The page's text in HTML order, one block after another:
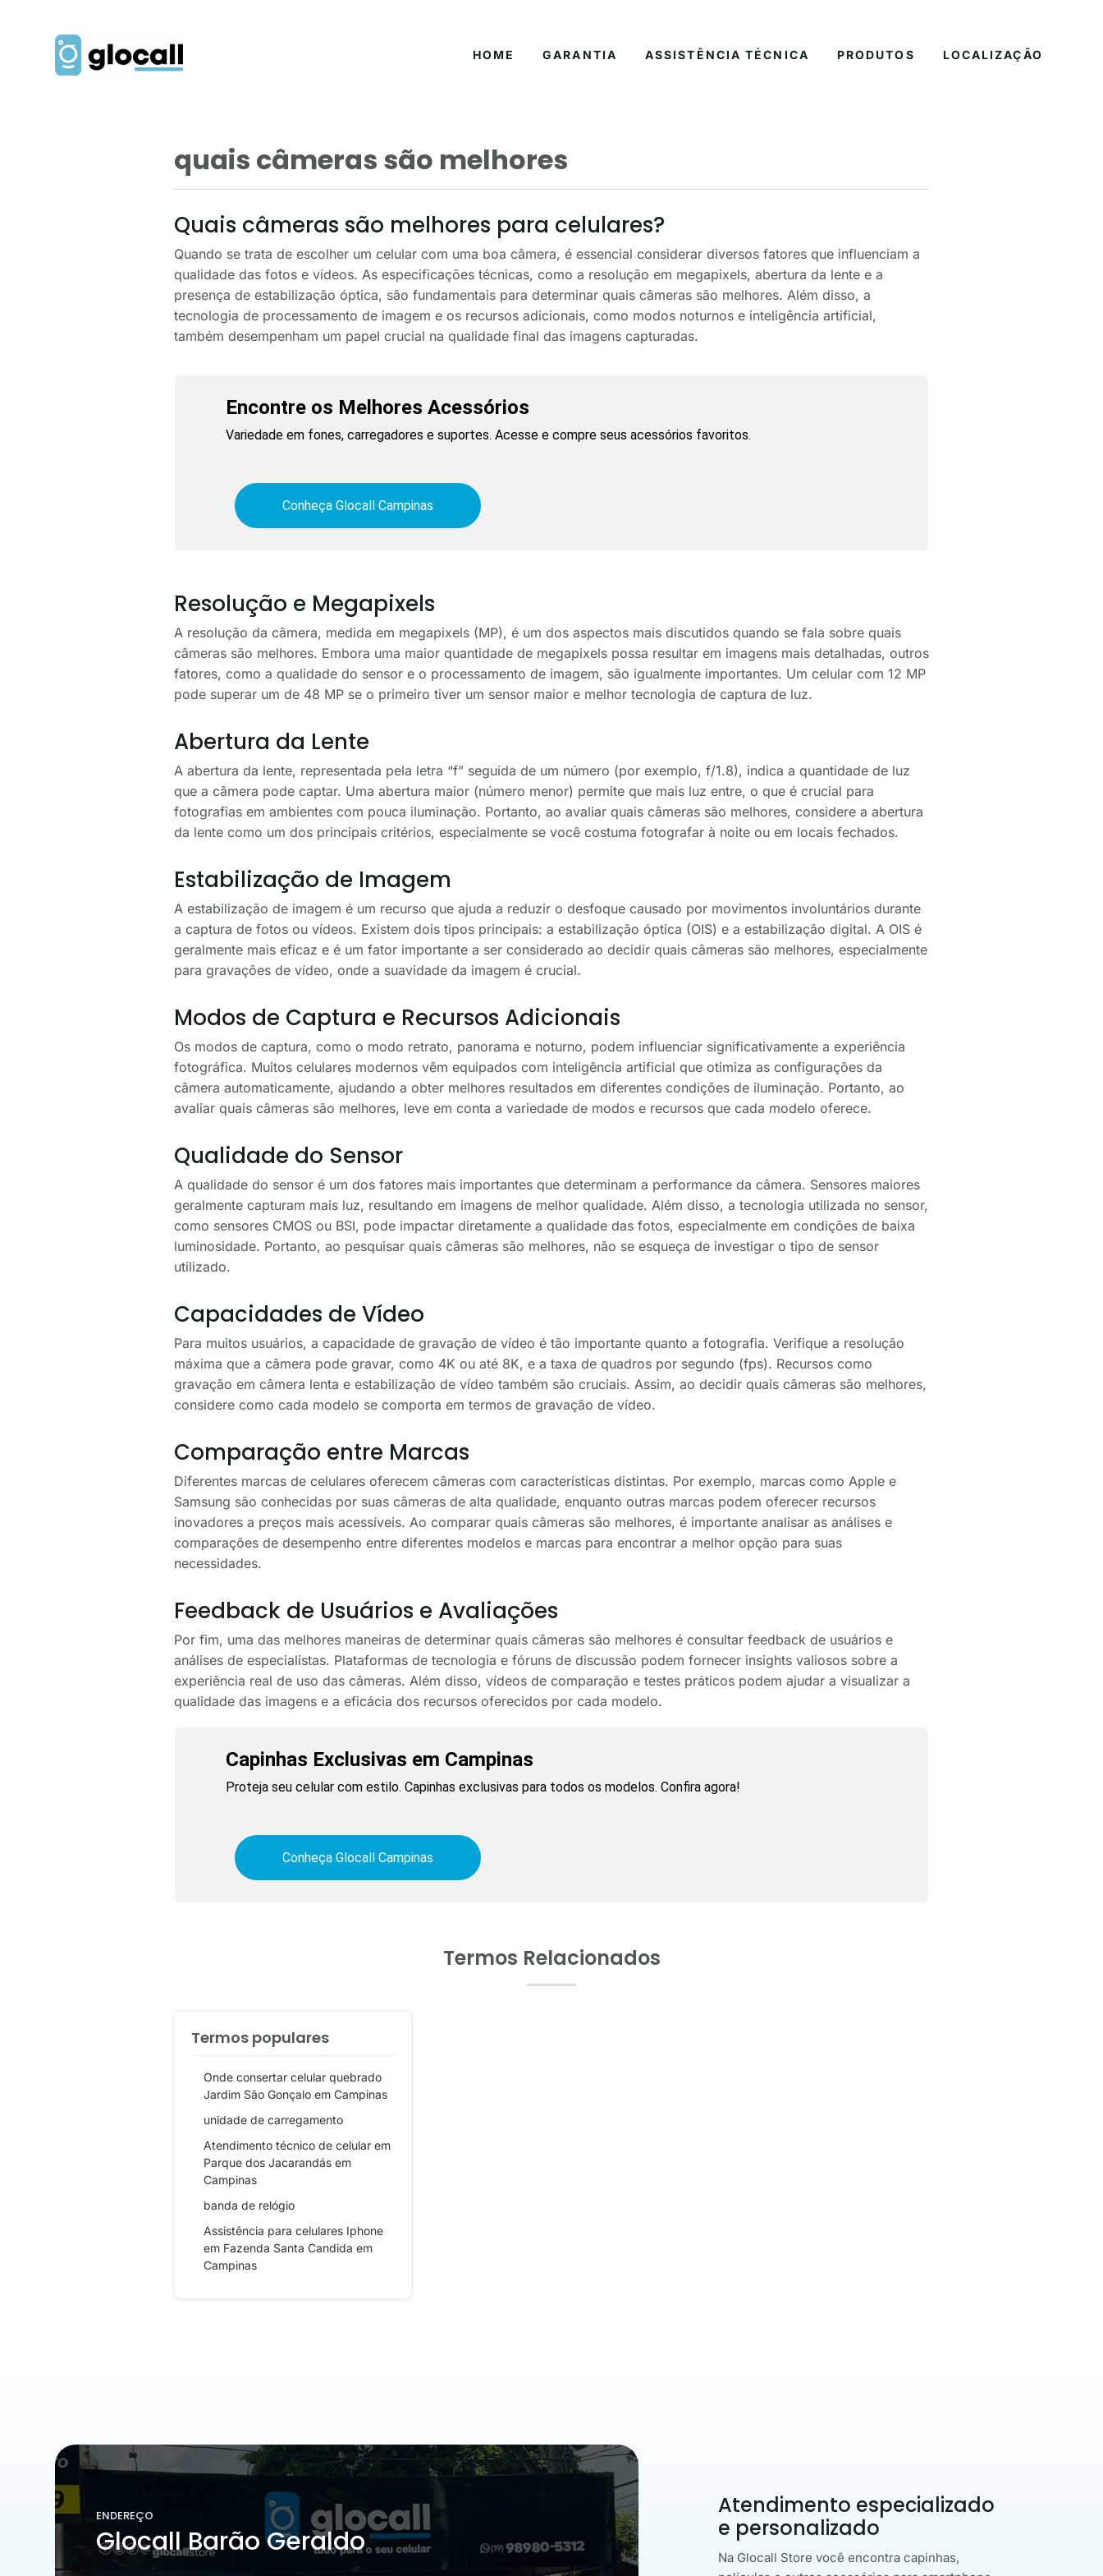
HOME GARANTIA ASSISTÊNCIA TÉCNICA PRODUTOS LOCALIZAÇÃO
quais câmeras são melhores
Quais câmeras são melhores para celulares?
Quando se trata de escolher um celular com uma boa câmera, é essencial considerar diversos fatores que influenciam a
qualidade das fotos e vídeos. As especificações técnicas, como a resolução em megapixels, abertura da lente e a
presença de estabilização óptica, são fundamentais para determinar quais câmeras são melhores. Além disso, a
tecnologia de processamento de imagem e os recursos adicionais, como modos noturnos e inteligência artificial,
também desempenham um papel crucial na qualidade final das imagens capturadas.
Encontre os Melhores Acessórios
Variedade em fones, carregadores e suportes. Acesse e compre seus acessórios favoritos.
Conheça Glocall Campinas
Resolução e Megapixels
A resolução da câmera, medida em megapixels (MP), é um dos aspectos mais discutidos quando se fala sobre quais
câmeras são melhores. Embora uma maior quantidade de megapixels possa resultar em imagens mais detalhadas, outros
fatores, como a qualidade do sensor e o processamento de imagem, são igualmente importantes. Um celular com 12 MP
pode superar um de 48 MP se o primeiro tiver um sensor maior e melhor tecnologia de captura de luz.
Abertura da Lente
A abertura da lente, representada pela letra “f” seguida de um número (por exemplo, f/1.8), indica a quantidade de luz
que a câmera pode captar. Uma abertura maior (número menor) permite que mais luz entre, o que é crucial para
fotografias em ambientes com pouca iluminação. Portanto, ao avaliar quais câmeras são melhores, considere a abertura
da lente como um dos principais critérios, especialmente se você costuma fotografar à noite ou em locais fechados.
Estabilização de Imagem
A estabilização de imagem é um recurso que ajuda a reduzir o desfoque causado por movimentos involuntários durante
a captura de fotos ou vídeos. Existem dois tipos principais: a estabilização óptica (OIS) e a estabilização digital. A OIS é
geralmente mais eficaz e é um fator importante a ser considerado ao decidir quais câmeras são melhores, especialmente
para gravações de vídeo, onde a suavidade da imagem é crucial.
Modos de Captura e Recursos Adicionais
Os modos de captura, como o modo retrato, panorama e noturno, podem influenciar significativamente a experiência
fotográfica. Muitos celulares modernos vêm equipados com inteligência artificial que otimiza as configurações da
câmera automaticamente, ajudando a obter melhores resultados em diferentes condições de iluminação. Portanto, ao
avaliar quais câmeras são melhores, leve em conta a variedade de modos e recursos que cada modelo oferece.
Qualidade do Sensor
A qualidade do sensor é um dos fatores mais importantes que determinam a performance da câmera. Sensores maiores
geralmente capturam mais luz, resultando em imagens de melhor qualidade. Além disso, a tecnologia utilizada no sensor,
como sensores CMOS ou BSI, pode impactar diretamente a qualidade das fotos, especialmente em condições de baixa
luminosidade. Portanto, ao pesquisar quais câmeras são melhores, não se esqueça de investigar o tipo de sensor
utilizado.
Capacidades de Vídeo
Para muitos usuários, a capacidade de gravação de vídeo é tão importante quanto a fotografia. Verifique a resolução
máxima que a câmera pode gravar, como 4K ou até 8K, e a taxa de quadros por segundo (fps). Recursos como
gravação em câmera lenta e estabilização de vídeo também são cruciais. Assim, ao decidir quais câmeras são melhores,
considere como cada modelo se comporta em termos de gravação de vídeo.
Comparação entre Marcas
Diferentes marcas de celulares oferecem câmeras com características distintas. Por exemplo, marcas como Apple e
Samsung são conhecidas por suas câmeras de alta qualidade, enquanto outras marcas podem oferecer recursos
inovadores a preços mais acessíveis. Ao comparar quais câmeras são melhores, é importante analisar as análises e
comparações de desempenho entre diferentes modelos e marcas para encontrar a melhor opção para suas
necessidades.
Feedback de Usuários e Avaliações
Por fim, uma das melhores maneiras de determinar quais câmeras são melhores é consultar feedback de usuários e
análises de especialistas. Plataformas de tecnologia e fóruns de discussão podem fornecer insights valiosos sobre a
experiência real de uso das câmeras. Além disso, vídeos de comparação e testes práticos podem ajudar a visualizar a
qualidade das imagens e a eficácia dos recursos oferecidos por cada modelo.
Capinhas Exclusivas em Campinas
Proteja seu celular com estilo. Capinhas exclusivas para todos os modelos. Confira agora!
Conheça Glocall Campinas
Termos Relacionados
Termos populares
Onde consertar celular quebrado
Jardim São Gonçalo em Campinas
unidade de carregamento
Atendimento técnico de celular em
Parque dos Jacarandás em
Campinas
banda de relógio
Assistência para celulares Iphone
em Fazenda Santa Candida em
Campinas
ENDEREÇO
Glocall Barão Geraldo
Atendimento especializado
e personalizado
Na Glocall Store você encontra capinhas,